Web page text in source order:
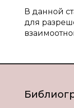
В данной
для